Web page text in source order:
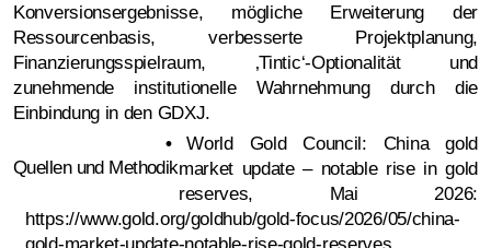
Konversionsergebnisse, mögliche Erweiterung der
Ressourcenbasis, verbesserte Projektplanung,
Finanzierungsspielraum, ‚Tintic‘-Optionalität und
zunehmende institutionelle Wahrnehmung durch die
Einbindung in den GDXJ.
Quellen und Methodik
•
World Gold Council: China gold
market update – notable rise in gold
reserves, Mai 2026:
https://www.gold.org/goldhub/gold-focus/2026/05/china-